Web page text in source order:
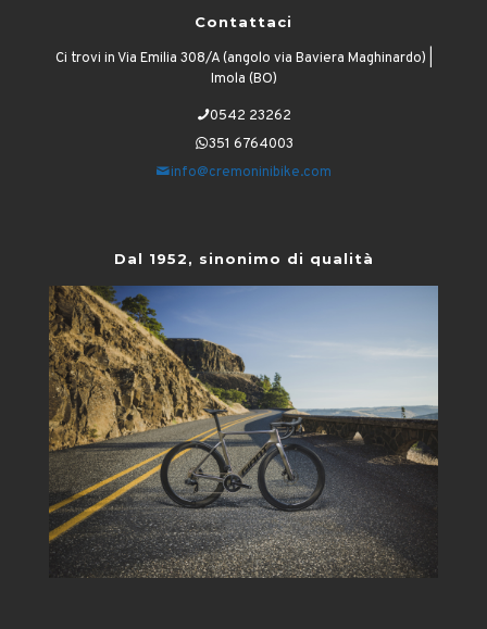
Contattaci
Ci trovi in Via Emilia 308/A (angolo via Baviera Maghinardo) |
Imola (BO)
0542 23262
351 6764003
info@cremoninibike.com
Dal 1952, sinonimo di qualità